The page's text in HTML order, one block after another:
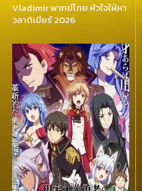
Vladimir พากย์ไทย หัวใจใฝ่หา
วลาดิเมียร์ 2026